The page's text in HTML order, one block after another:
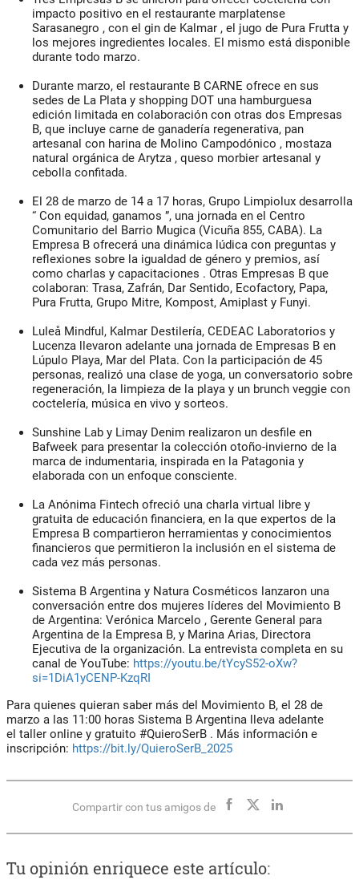
impacto positivo en el restaurante marplatense
Sarasanegro , con el gin de Kalmar , el jugo de Pura Frutta y
los mejores ingredientes locales. El mismo está disponible
durante todo marzo.
Durante marzo, el restaurante B CARNE ofrece en sus
sedes de La Plata y shopping DOT una hamburguesa
edición limitada en colaboración con otras dos Empresas
B, que incluye carne de ganadería regenerativa, pan
artesanal con harina de Molino Campodónico , mostaza
natural orgánica de Arytza , queso morbier artesanal y
cebolla confitada.
El 28 de marzo de 14 a 17 horas, Grupo Limpiolux desarrolla
“ Con equidad, ganamos ”, una jornada en el Centro
Comunitario del Barrio Mugica (Vicuña 855, CABA). La
Empresa B ofrecerá una dinámica lúdica con preguntas y
reflexiones sobre la igualdad de género y premios, así
como charlas y capacitaciones . Otras Empresas B que
colaboran: Trasa, Zafrán, Dar Sentido, Ecofactory, Papa,
Pura Frutta, Grupo Mitre, Kompost, Amiplast y Funyi.
Luleå Mindful, Kalmar Destilería, CEDEAC Laboratorios y
Lucenza llevaron adelante una jornada de Empresas B en
Lúpulo Playa, Mar del Plata. Con la participación de 45
personas, realizó una clase de yoga, un conversatorio sobre
regeneración, la limpieza de la playa y un brunch veggie con
coctelería, música en vivo y sorteos.
Sunshine Lab y Limay Denim realizaron un desfile en
Bafweek para presentar la colección otoño-invierno de la
marca de indumentaria, inspirada en la Patagonia y
elaborada con un enfoque consciente.
La Anónima Fintech ofreció una charla virtual libre y
gratuita de educación financiera, en la que expertos de la
Empresa B compartieron herramientas y conocimientos
financieros que permitieron la inclusión en el sistema de
cada vez más personas.
Sistema B Argentina y Natura Cosméticos lanzaron una
conversación entre dos mujeres líderes del Movimiento B
de Argentina: Verónica Marcelo , Gerente General para
Argentina de la Empresa B, y Marina Arias, Directora
Ejecutiva de la organización. La entrevista completa en su
canal de YouTube: https://youtu.be/tYcyS52-oXw?
si=1DiA1yCENP-KzqRI
Para quienes quieran saber más del Movimiento B, el 28 de
marzo a las 11:00 horas Sistema B Argentina lleva adelante
el taller online y gratuito #QuieroSerB . Más información e
inscripción: https://bit.ly/QuieroSerB_2025
Compartir con tus amigos de
Tu opinión enriquece este artículo: